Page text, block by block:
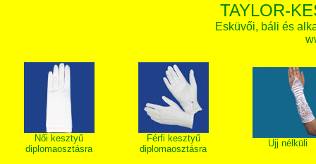
TAYLOR-
Esküvői, báli és
Női kesztyű
diplomaosztásra
Férfi kesztyű
diplomaosztásra
Ujj nélküli